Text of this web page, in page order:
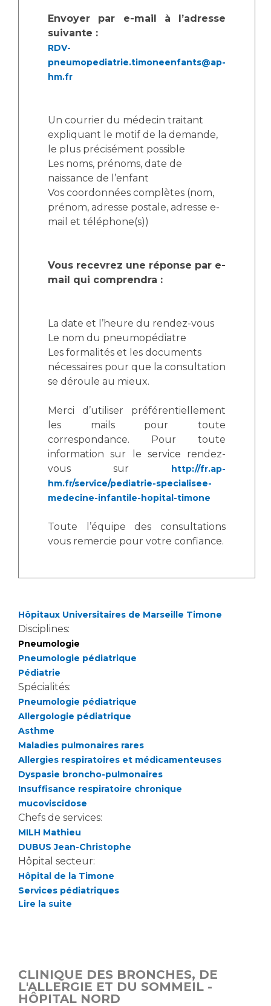
Protection des données
Les recherches en santé à l’AP-HM
Lieu de santé sans tabac
Envoyer par e-mail à l’adresse
suivante :
RDV-
pneumopediatrie.timoneenfants@ap-
hm.fr
Un courrier du médecin traitant
expliquant le motif de la demande,
le plus précisément possible
Les noms, prénoms, date de
naissance de l’enfant
Vos coordonnées complètes (nom,
prénom, adresse postale, adresse e-
mail et téléphone(s))
Vous recevrez une réponse par e-
mail qui comprendra :
La date et l’heure du rendez-vous
Le nom du pneumopédiatre
Les formalités et les documents
nécessaires pour que la consultation
se déroule au mieux.
Merci d’utiliser préférentiellement
les mails pour toute
correspondance. Pour toute
information sur le service rendez-
vous sur http://fr.ap-
hm.fr/service/pediatrie-specialisee-
medecine-infantile-hopital-timone
Toute l’équipe des consultations
vous remercie pour votre confiance.
Hôpitaux Universitaires de Marseille Timone
Disciplines:
Pneumologie
Pneumologie pédiatrique
Pédiatrie
Spécialités:
Pneumologie pédiatrique
Allergologie pédiatrique
Asthme
Maladies pulmonaires rares
Allergies respiratoires et médicamenteuses
Dyspasie broncho-pulmonaires
Insuffisance respiratoire chronique
mucoviscidose
Chefs de services:
MILH Mathieu
DUBUS Jean-Christophe
Hôpital secteur:
Hôpital de la Timone
Services pédiatriques
Lire la suite
CLINIQUE DES BRONCHES, DE
L'ALLERGIE ET DU SOMMEIL -
HÔPITAL NORD